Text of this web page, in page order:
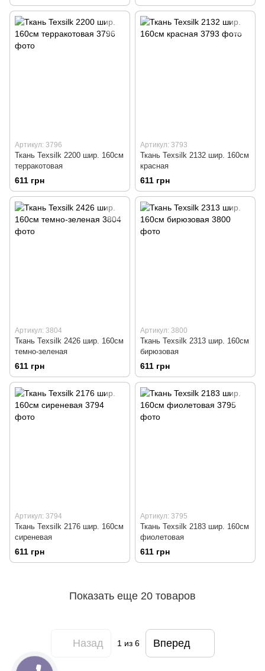
Артикул: 3796
Ткань Texsilk 2200 шир. 160см
терракотовая
611 грн
Артикул: 3793
Ткань Texsilk 2132 шир. 160см
красная
611 грн
Артикул: 3804
Ткань Texsilk 2426 шир. 160см
темно-зеленая
611 грн
Артикул: 3800
Ткань Texsilk 2313 шир. 160см
бирюзовая
611 грн
Артикул: 3794
Ткань Texsilk 2176 шир. 160см
сиреневая
611 грн
Артикул: 3795
Ткань Texsilk 2183 шир. 160см
фиолетовая
611 грн
Показать еще 20 товаров
Назад 1из 6 Вперед